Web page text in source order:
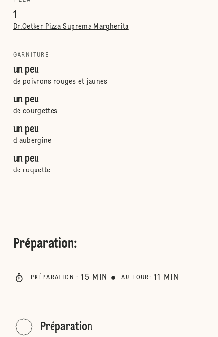
1
Dr.Oetker Pizza Suprema Margherita
GARNITURE
un peu
de poivrons rouges et jaunes
un peu
de courgettes
un peu
d'aubergine
un peu
de roquette
Préparation:
PRÉPARATION : 15 MIN AU FOUR : 11 MIN
Préparation